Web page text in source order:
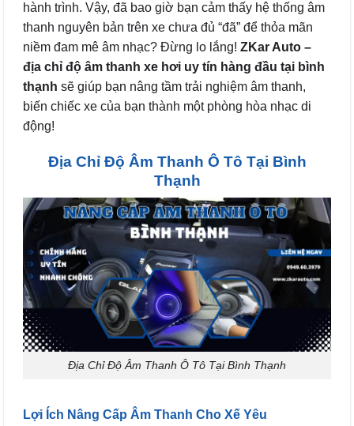
hành trình. Vậy, đã bao giờ bạn cảm thấy hệ thống âm
thanh nguyên bản trên xe chưa đủ “đã” để thỏa mãn
niềm đam mê âm nhạc? Đừng lo lắng! ZKar Auto –
địa chỉ độ âm thanh xe hơi uy tín hàng đầu tại bình
thạnh sẽ giúp bạn nâng tầm trải nghiệm âm thanh,
biến chiếc xe của bạn thành một phòng hòa nhạc di
động!
Địa Chỉ Độ Âm Thanh Ô Tô Tại Bình
Thạnh
Địa Chỉ Độ Âm Thanh Ô Tô Tại Bình Thạnh
Lợi Ích Nâng Cấp Âm Thanh Cho Xế Yêu